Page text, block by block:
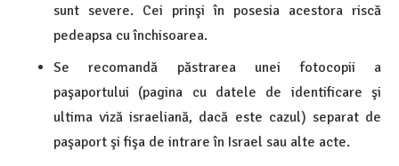
sunt severe. Cei prinşi în posesia acestora riscă
pedeapsa cu închisoarea.
Se recomandă păstrarea unei fotocopii a
paşaportului (pagina cu datele de identificare şi
ultima viză israeliană, dacă este cazul) separat de
paşaport şi fişa de intrare în Israel sau alte acte.